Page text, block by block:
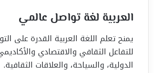
العربية لغة تواصل عالمي
يمنح تعلم اللغة العربية القدرة على
للتفاعل الثقافي والاقتصادي
الدولية، والسياحة، والعلاقات الثقافية.